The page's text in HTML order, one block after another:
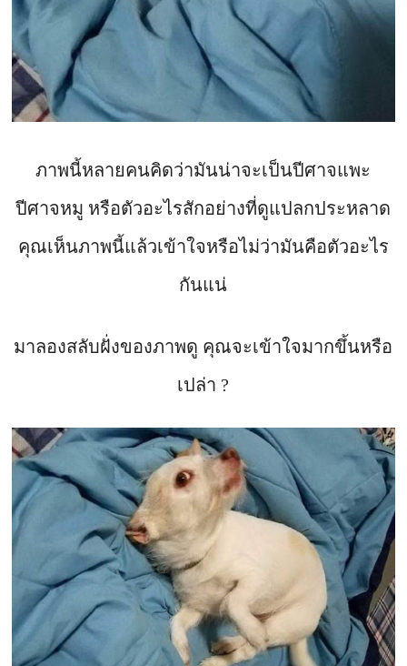
ภาพนี้หลายคนคิดว่ามันน่าจะเป็นปีศาจแพะ
ปีศาจหมู หรือตัวอะไรสักอย่างที่ดูแปลกประหลาด
คุณเห็นภาพนี้แล้วเข้าใจหรือไม่ว่ามันคือตัวอะไร
กันแน่
มาลองสลับฝั่งของภาพดู คุณจะเข้าใจมากขึ้นหรือ
เปล่า ?